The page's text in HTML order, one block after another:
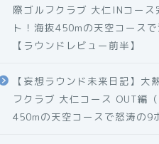
際ゴルフクラブ 大仁INコース
ト！海抜450mの天空コース
【ラウンドレビュー前半】
【妄想ラウンド未来日記】大
フクラブ 大仁コース OUT編
450mの天空コースで怒涛の9